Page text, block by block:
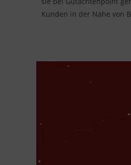
Kunden in der Nähe von